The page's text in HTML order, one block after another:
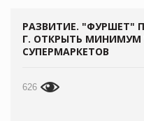
РАЗВИТИЕ. "ФУРШЕТ"
Г. ОТКРЫТЬ МИНИМУМ
СУПЕРМАРКЕТОВ
626